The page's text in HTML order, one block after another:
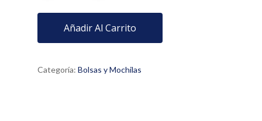
Añadir Al Carrito
Categoría: Bolsas y Mochilas